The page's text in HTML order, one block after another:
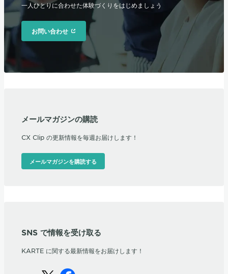
一人ひとりに合わせた体験づくりをはじめましょう
お問い合わせ
メールマガジンの購読
CX Clip の更新情報を毎週お届けします！
メールマガジンを購読する
SNS で情報を受け取る
KARTE に関する最新情報をお届けします！